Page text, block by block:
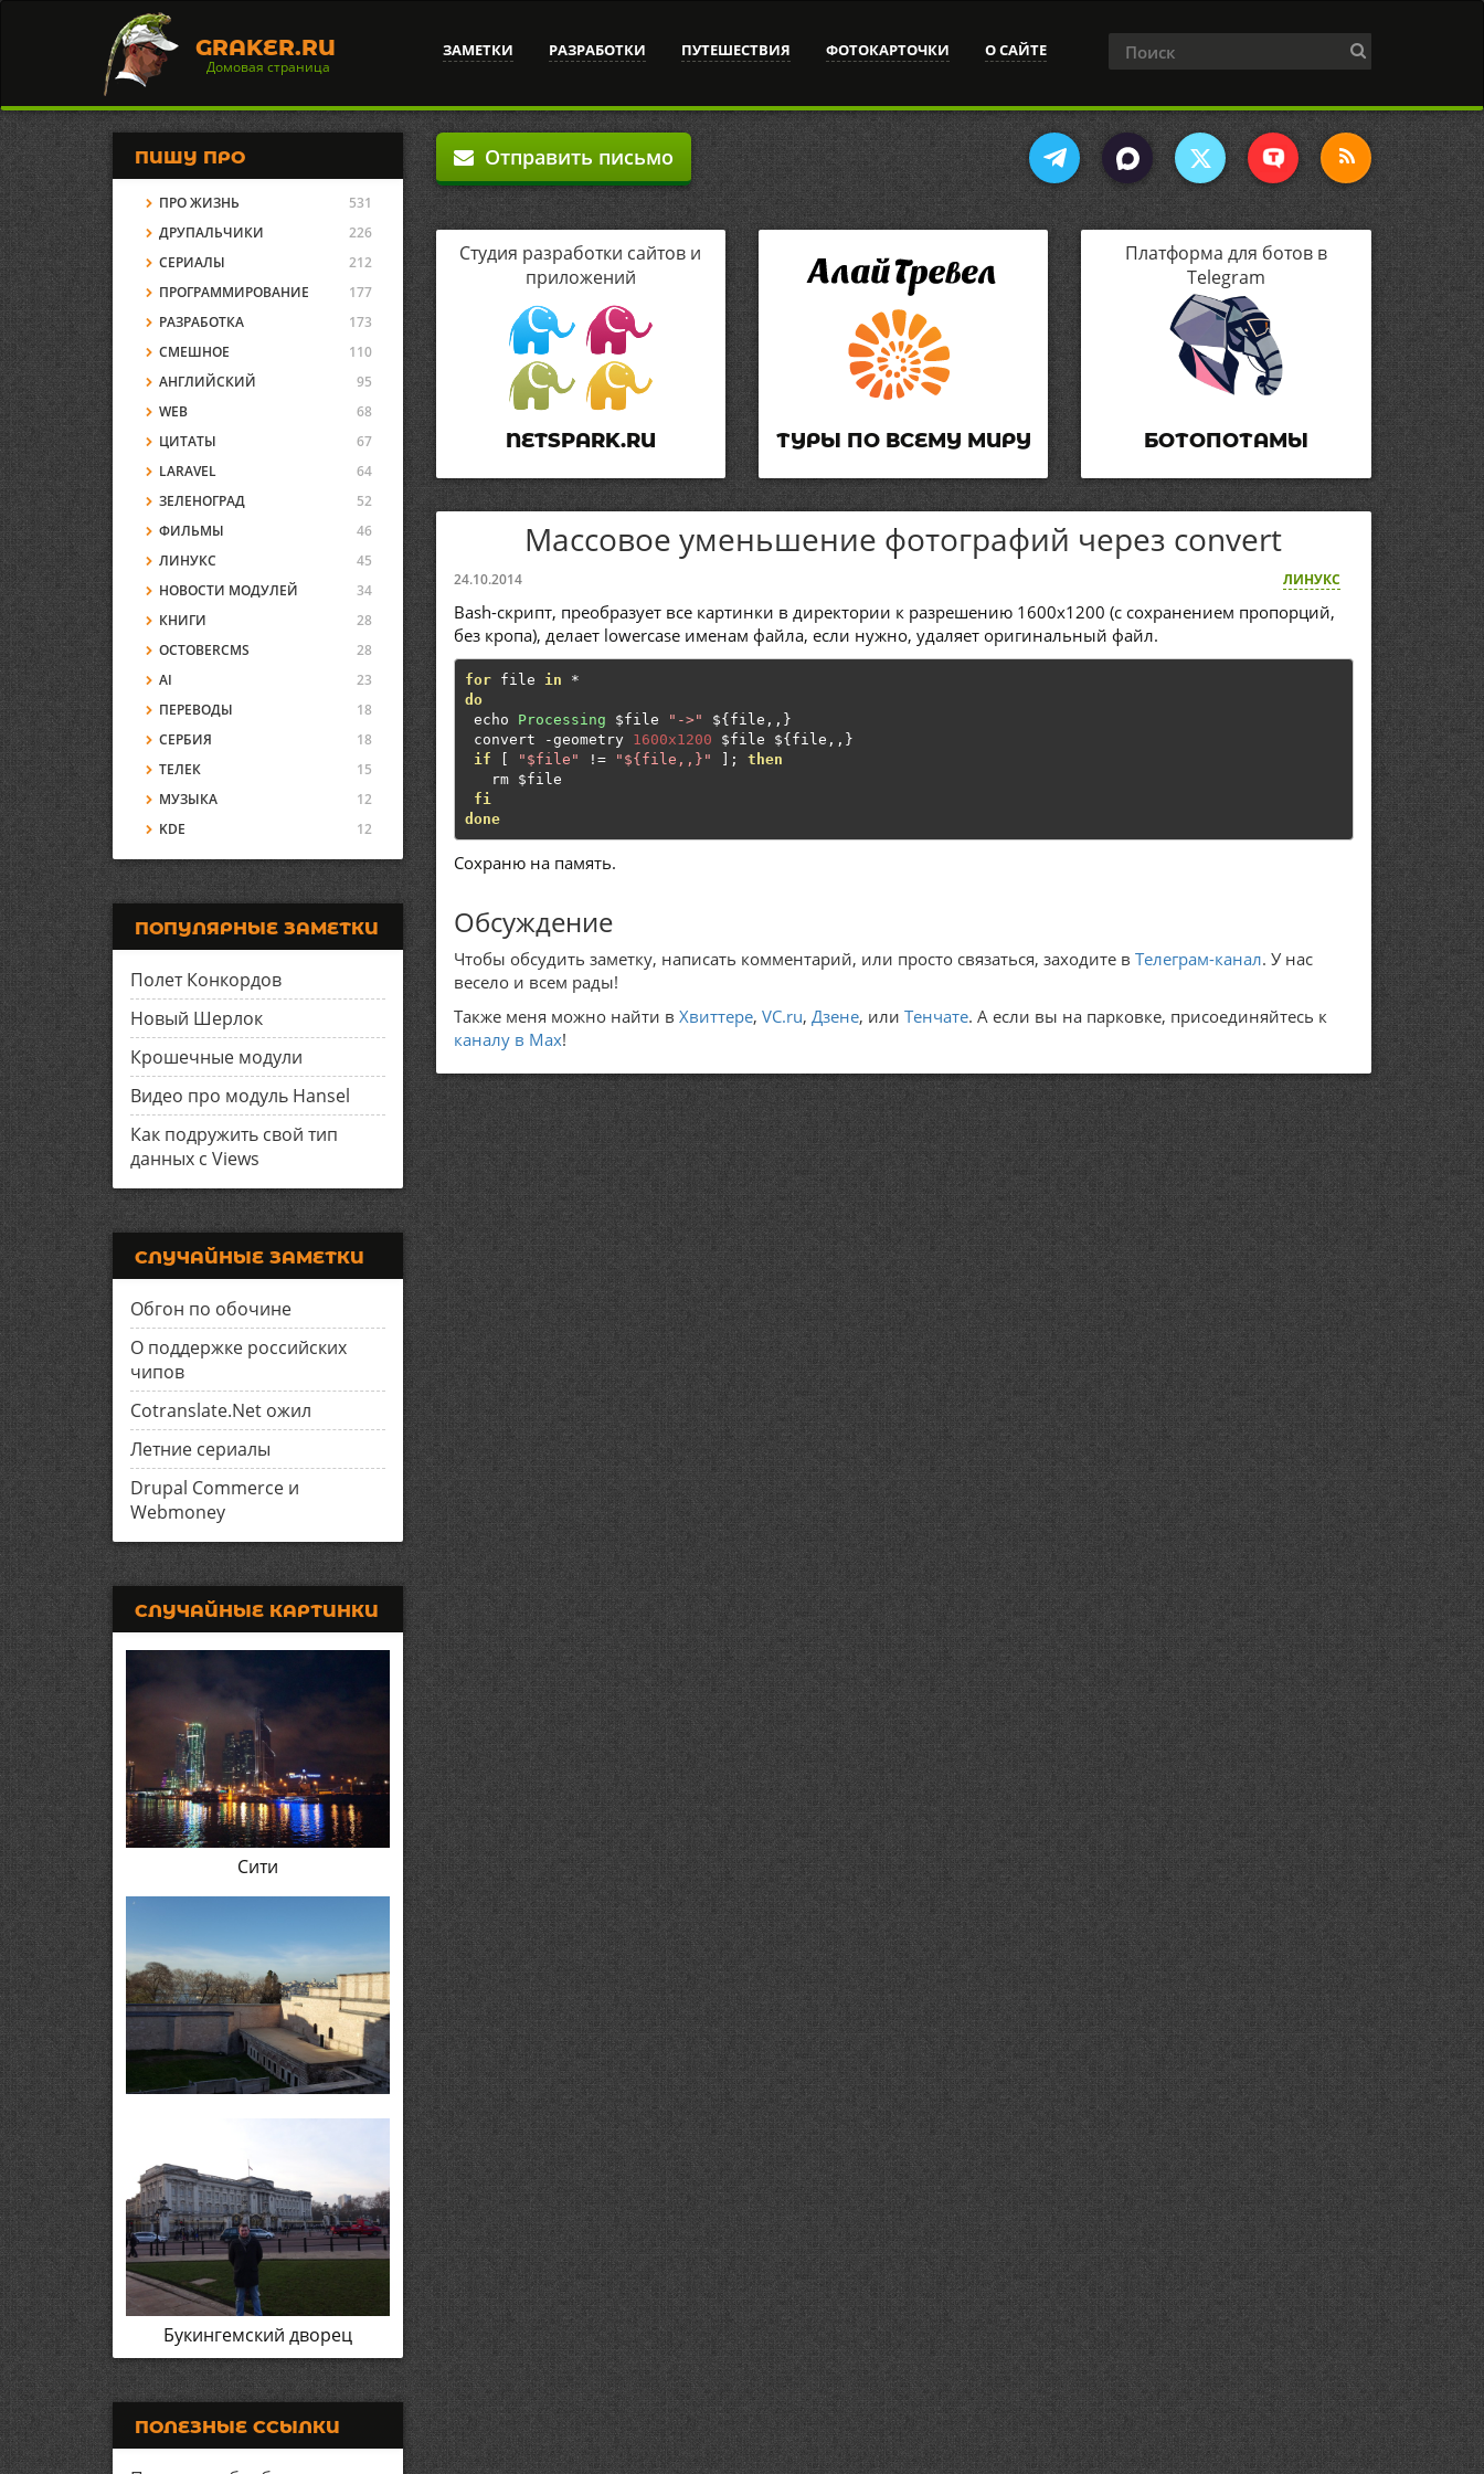
GRAKER.RU
Домовая страница
ЗАМЕТКИ РАЗРАБОТКИ ПУТЕШЕСТВИЯ ФОТОКАРТОЧКИ О САЙТЕ
Отправить письмо
Студия разработки сайтов и
приложений
NETSPARK.RU ТУРЫ ПО ВСЕМУ МИРУ
Платформа для ботов в
Telegram
БОТОПОТАМЫ
Массовое уменьшение фотографий через convert
24.10.2014 ЛИНУКС
Bash-скрипт, преобразует все картинки в директории к разрешению 1600x1200 (с сохранением пропорций,
без кропа), делает lowercase именам файла, если нужно, удаляет оригинальный файл.
for file in
*
do
echo Processing $file "->" ${file ,,}
convert
-geometry 1600x1200 $file ${file ,,}
if
[ "$file" != "${file,,}" ];
then
   rm $file
fi
done
Сохраню на память.
Обсуждение
Чтобы обсудить заметку, написать комментарий, или просто связаться, заходите в Телеграм-канал. У нас
весело и всем рады!
Также меня можно найти в Хвиттере, VC.ru, Дзене, или Тенчате. А если вы на парковке, присоединяйтесь к
каналу в Max!
ПИШУ ПРО
ПРО ЖИЗНЬ
531
ДРУПАЛЬЧИКИ
226
СЕРИАЛЫ
212
ПРОГРАММИРОВАНИЕ
177
РАЗРАБОТКА
173
СМЕШНОЕ
110
АНГЛИЙСКИЙ
95
WEB
68
ЦИТАТЫ
67
LARAVEL
64
ЗЕЛЕНОГРАД
52
ФИЛЬМЫ
46
ЛИНУКС
45
НОВОСТИ МОДУЛЕЙ
34
КНИГИ
28
OCTOBERCMS
28
AI
23
ПЕРЕВОДЫ
18
СЕРБИЯ
18
ТЕЛЕК
15
МУЗЫКА
12
KDE
12
ПОПУЛЯРНЫЕ ЗАМЕТКИ
Полет Конкордов
Новый Шерлок
Крошечные модули
Видео про модуль Hansel
Как подружить свой тип
данных с Views
СЛУЧАЙНЫЕ ЗАМЕТКИ
Обгон по обочине
О поддержке российских
чипов
Cotranslate.Net ожил
Летние сериалы
Drupal Commerce и
Webmoney
СЛУЧАЙНЫЕ КАРТИНКИ
Сити
Букингемский дворец
ПОЛЕЗНЫЕ ССЫЛКИ